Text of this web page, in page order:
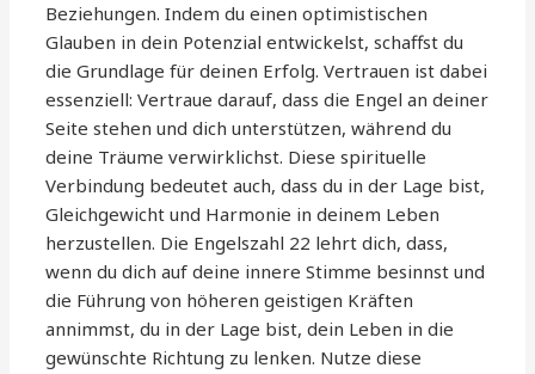
Beziehungen. Indem du einen optimistischen
Glauben in dein Potenzial entwickelst, schaffst du
die Grundlage für deinen Erfolg. Vertrauen ist dabei
essenziell: Vertraue darauf, dass die Engel an deiner
Seite stehen und dich unterstützen, während du
deine Träume verwirklichst. Diese spirituelle
Verbindung bedeutet auch, dass du in der Lage bist,
Gleichgewicht und Harmonie in deinem Leben
herzustellen. Die Engelszahl 22 lehrt dich, dass,
wenn du dich auf deine innere Stimme besinnst und
die Führung von höheren geistigen Kräften
annimmst, du in der Lage bist, dein Leben in die
gewünschte Richtung zu lenken. Nutze diese